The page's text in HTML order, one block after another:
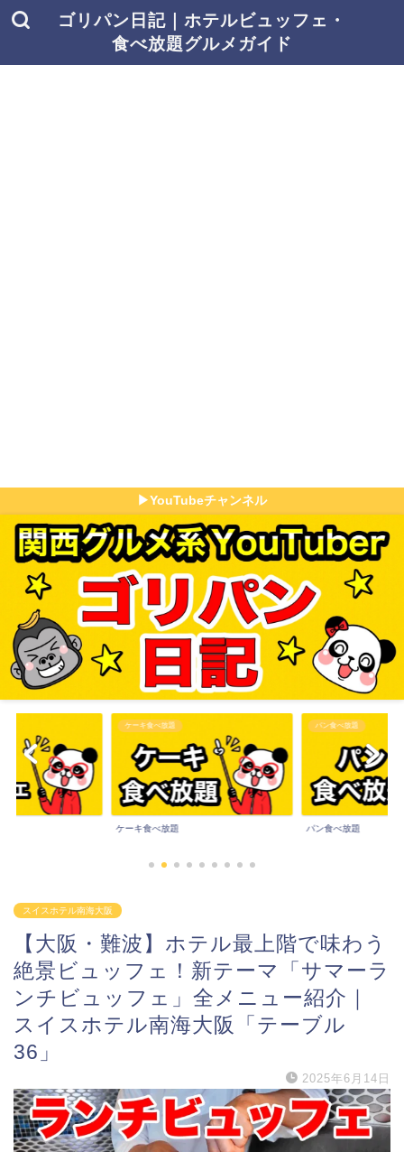
ゴリパン日記｜ホテルビュッフェ・
食べ放題グルメガイド
▶YouTubeチャンネル
パン食べ放題
パン食べ放題
その他食べ放題
その他食べ放題
スイスホテル南海大阪
【大阪・難波】ホテル最上階で味わう
絶景ビュッフェ！新テーマ「サマーラ
ンチビュッフェ」全メニュー紹介｜
スイスホテル南海大阪「テーブル
36」
2025年6月14日